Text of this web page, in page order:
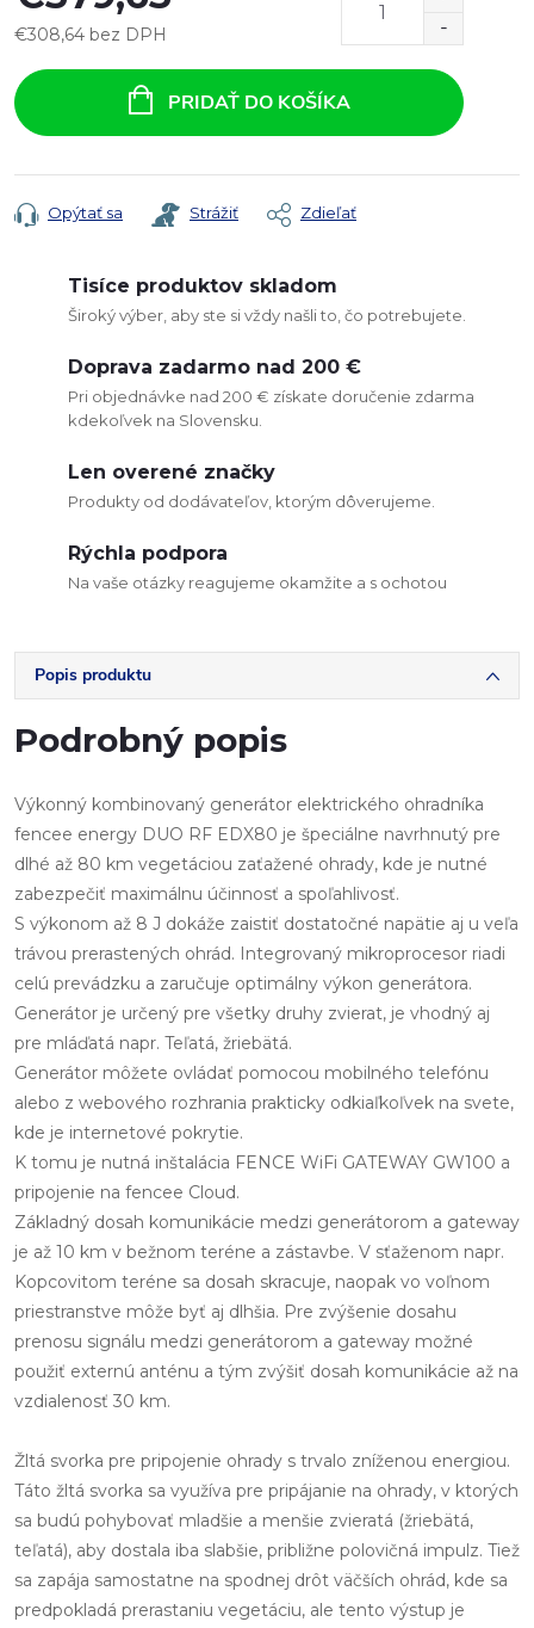
€308,64 bez DPH
cena:
PRIDAŤ DO KOŠÍKA
Opýtať sa Strážiť Zdieľať
Tisíce produktov skladom
Široký výber, aby ste si vždy našli to, čo potrebujete.
Doprava zadarmo nad 200 €
Pri objednávke nad 200 € získate doručenie zdarma
kdekoľvek na Slovensku.
Len overené značky
Produkty od dodávateľov, ktorým dôverujeme.
Rýchla podpora
Na vaše otázky reagujeme okamžite a s ochotou
Popis produktu
Podrobný popis
Výkonný kombinovaný generátor elektrického ohradníka
fencee energy DUO RF EDX80 je špeciálne navrhnutý pre
dlhé až 80 km vegetáciou zaťažené ohrady, kde je nutné
zabezpečiť maximálnu účinnosť a spoľahlivosť.
S výkonom až 8 J dokáže zaistiť dostatočné napätie aj u veľa
trávou prerastených ohrád. Integrovaný mikroprocesor riadi
celú prevádzku a zaručuje optimálny výkon generátora.
Generátor je určený pre všetky druhy zvierat, je vhodný aj
pre mláďatá napr. Teľatá, žriebätá.
Generátor môžete ovládať pomocou mobilného telefónu
alebo z webového rozhrania prakticky odkiaľkoľvek na svete,
kde je internetové pokrytie.
K tomu je nutná inštalácia FENCE WiFi GATEWAY GW100 a
pripojenie na fencee Cloud.
Základný dosah komunikácie medzi generátorom a gateway
je až 10 km v bežnom teréne a zástavbe. V sťaženom napr.
Kopcovitom teréne sa dosah skracuje, naopak vo voľnom
priestranstve môže byť aj dlhšia. Pre zvýšenie dosahu
prenosu signálu medzi generátorom a gateway možné
použiť externú anténu a tým zvýšiť dosah komunikácie až na
vzdialenosť 30 km.
Žltá svorka pre pripojenie ohrady s trvalo zníženou energiou.
Táto žltá svorka sa využíva pre pripájanie na ohrady, v ktorých
sa budú pohybovať mladšie a menšie zvieratá (žriebätá,
teľatá), aby dostala iba slabšie, približne polovičná impulz. Tiež
sa zapája samostatne na spodnej drôt väčších ohrád, kde sa
predpokladá prerastaniu vegetáciu, ale tento výstup je